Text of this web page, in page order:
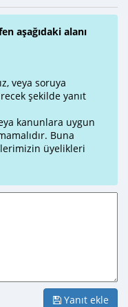
aşağıdaki alanı
veya soruya
şekilde yanıt
kanunlara uygun
Buna
üyelikleri
Yanıt ekle